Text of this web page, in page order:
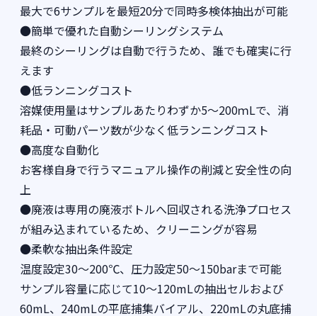
最大で6サンプルを最短20分で同時多検体抽出が可能
●簡単で優れた自動シーリングシステム
最終のシーリングは自動で行うため、誰でも確実に行
えます
●低ランニングコスト
溶媒使用量はサンプルあたりわずか5～200ｍLで、消
耗品・可動パーツ数が少なく低ランニングコスト
●高度な自動化
お客様自身で行うマニュアル操作の削減と安全性の向
上
●廃液は専用の廃液ボトルへ回収される洗浄プロセス
が組み込まれているため、クリーニングが容易
●柔軟な抽出条件設定
温度設定30～200℃、圧力設定50～150barまで可能
サンプル容量に応じて10～120mLの抽出セルおよび
60mL、240mLの平底捕集バイアル、220mLの丸底捕